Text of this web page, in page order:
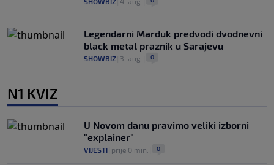
Legendarni Marduk predvodi dvodnevni
black metal praznik u Sarajevu
SHOWBIZ 3. aug. 0
N1 KVIZ
U Novom danu pravimo veliki izborni
"explainer"
VIJESTI prije 0 min. 0